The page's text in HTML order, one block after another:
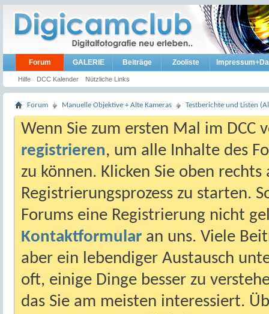
Forum
Hilfe DCC Kalender Nützliche Links
GALERIE Beiträge Zooliste
Forum Manuelle Objektive + Alte Kameras Testberichte und Listen
Wenn Sie zum ersten Mal im DCC
registrieren, um alle Inhalte des
zu können. Klicken Sie oben
Registrierungsprozess zu starten.
Forums eine Registrierung nicht
Kontaktformular an uns. Viele
aber ein lebendiger Austausch
oft, einige Dinge besser zu
das Sie am meisten interessiert.